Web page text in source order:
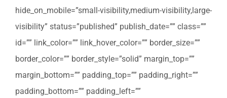
hide_on_mobile=”small-visibility,medium-visibility,large-
visibility” status=”published” publish_date=”” class=””
id=”” link_color=”” link_hover_color=”” border_size=””
border_color=”” border_style=”solid” margin_top=””
margin_bottom=”” padding_top=”” padding_right=””
padding_bottom=”” padding_left=””